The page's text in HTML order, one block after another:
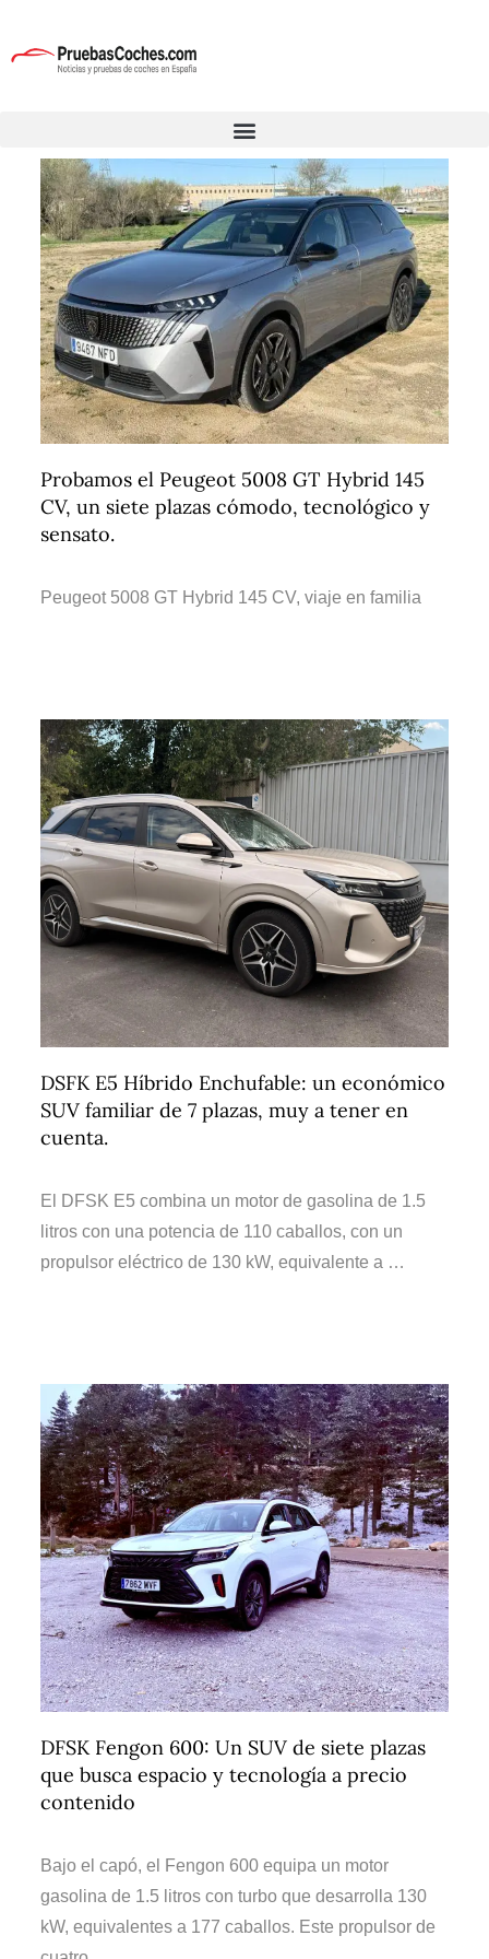
Probamos el Peugeot 5008 GT Hybrid 145
CV, un siete plazas cómodo, tecnológico y
sensato.
Peugeot 5008 GT Hybrid 145 CV, viaje en familia
DSFK E5 Híbrido Enchufable: un económico
SUV familiar de 7 plazas, muy a tener en
cuenta.
El DFSK E5 combina un motor de gasolina de 1.5
litros con una potencia de 110 caballos, con un
propulsor eléctrico de 130 kW, equivalente a …
DFSK Fengon 600: Un SUV de siete plazas
que busca espacio y tecnología a precio
contenido
Bajo el capó, el Fengon 600 equipa un motor
gasolina de 1.5 litros con turbo que desarrolla 130
kW, equivalentes a 177 caballos. Este propulsor de